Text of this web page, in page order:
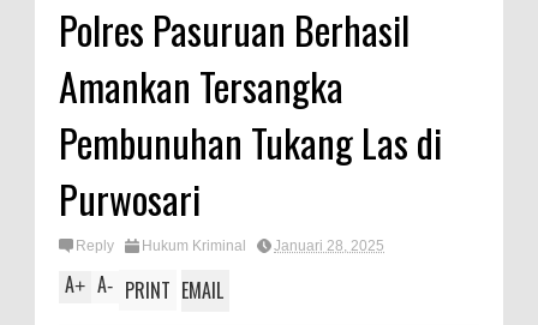
Polres Pasuruan Berhasil
Amankan Tersangka
Pembunuhan Tukang Las di
Purwosari
Reply Hukum Kriminal Januari 28, 2025
A+ A- PRINT EMAIL